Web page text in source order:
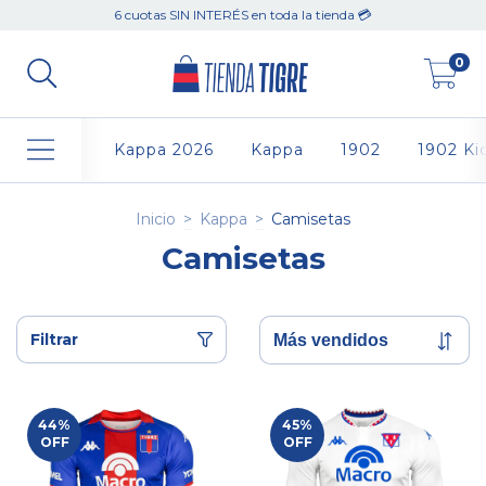
6 cuotas SIN INTERÉS en toda la tienda 💳
0
Kappa 2026 Kappa 1902 1902
Inicio > Kappa > Camisetas
Camisetas
Filtrar
44%
OFF
45%
OFF